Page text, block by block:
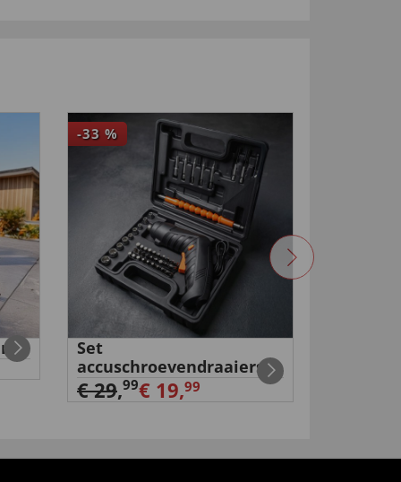
-33 %
Set
accuschroevendraaiers
€ 29,99€ 19,99